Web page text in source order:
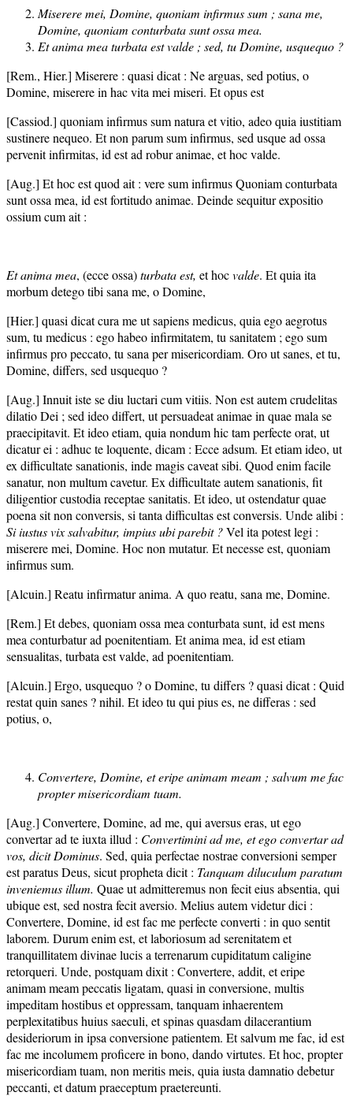
Miserere mei, Domine, quoniam infirmus sum ; sana me,
Domine, quoniam conturbata sunt ossa mea.
Et anima mea turbata est valde ; sed, tu Domine, usquequo ?
[Rem., Hier.] Miserere : quasi dicat : Ne arguas, sed potius, o
Domine, miserere in hac vita mei miseri. Et opus est
[Cassiod.] quoniam infirmus sum natura et vitio, adeo quia iustitiam
sustinere nequeo. Et non parum sum infirmus, sed usque ad ossa
pervenit infirmitas, id est ad robur animae, et hoc valde.
[Aug.] Et hoc est quod ait : vere sum infirmus Quoniam conturbata
sunt ossa mea, id est fortitudo animae. Deinde sequitur expositio
ossium cum ait :
Et anima mea, (ecce ossa)turbata est, et hocvalde. Et quia ita
morbum detego tibi sana me, o Domine,
[Hier.] quasi dicat cura me ut sapiens medicus, quia ego aegrotus
sum, tu medicus : ego habeo infirmitatem, tu sanitatem ; ego sum
infirmus pro peccato, tu sana per misericordiam. Oro ut sanes, et tu,
Domine, differs, sed usquequo ?
[Aug.] Innuit iste se diu luctari cum vitiis. Non est autem crudelitas
dilatio Dei ; sed ideo differt, ut persuadeat animae in quae mala se
praecipitavit. Et ideo etiam, quia nondum hic tam perfecte orat, ut
dicatur ei : adhuc te loquente, dicam : Ecce adsum. Et etiam ideo, ut
ex difficultate sanationis, inde magis caveat sibi. Quod enim facile
sanatur, non multum cavetur. Ex difficultate autem sanationis, fit
diligentior custodia receptae sanitatis. Et ideo, ut ostendatur quae
poena sit non conversis, si tanta difficultas est conversis. Unde alibi :
Si iustus vix salvabitur, impius ubi parebit ?Vel ita potest legi :
miserere mei, Domine. Hoc non mutatur. Et necesse est, quoniam
infirmus sum.
[Alcuin.] Reatu infirmatur anima. A quo reatu, sana me, Domine.
[Rem.] Et debes, quoniam ossa mea conturbata sunt, id est mens
mea conturbatur ad poenitentiam. Et anima mea, id est etiam
sensualitas, turbata est valde, ad poenitentiam.
[Alcuin.] Ergo, usquequo ? o Domine, tu differs ? quasi dicat : Quid
restat quin sanes ? nihil. Et ideo tu qui pius es, ne differas : sed
potius, o,
Convertere, Domine, et eripe animam meam ; salvum me fac
propter misericordiam tuam.
[Aug.] Convertere, Domine, ad me, qui aversus eras, ut ego
convertar ad te iuxta illud : Convertimini ad me, et ego convertar ad
vos, dicit Dominus. Sed, quia perfectae nostrae conversioni semper
est paratus Deus, sicut propheta dicit : Tanquam diluculum paratum
inveniemus illum. Quae ut admitteremus non fecit eius absentia, qui
ubique est, sed nostra fecit aversio. Melius autem videtur dici :
Convertere, Domine, id est fac me perfecte converti : in quo sentit
laborem. Durum enim est, et laboriosum ad serenitatem et
tranquillitatem divinae lucis a terrenarum cupiditatum caligine
retorqueri. Unde, postquam dixit : Convertere, addit, et eripe
animam meam peccatis ligatam, quasi in conversione, multis
impeditam hostibus et oppressam, tanquam inhaerentem
perplexitatibus huius saeculi, et spinas quasdam dilacerantium
desideriorum in ipsa conversione patientem. Et salvum me fac, id est
fac me incolumem proficere in bono, dando virtutes. Et hoc, propter
misericordiam tuam, non meritis meis, quia iusta damnatio debetur
peccanti, et datum praeceptum praetereunti.